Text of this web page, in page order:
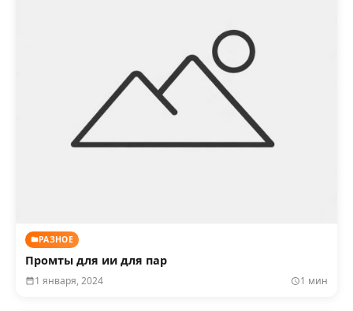
РАЗНОЕ
Промты для ии для пар
1 января, 2024 1 мин